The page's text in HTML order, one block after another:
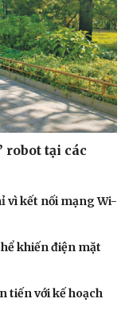
tại các
vì kết nối mạng Wi-
khiến điện mặt
tiến với kế hoạch